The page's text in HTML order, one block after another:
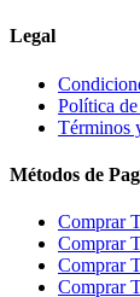
Legal
Política
Términos
Métodos de
Comprar
Comprar
Comprar
Comprar